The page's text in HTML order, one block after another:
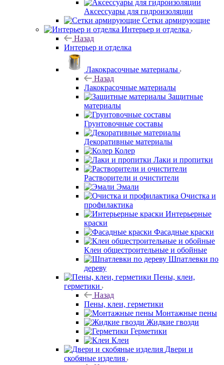
Аксессуары для гидроизоляции
Сетки армирующие
Интерьер и отделка
Назад
Интерьер и отделка
Лакокрасочные материалы
Назад
Лакокрасочные материалы
Защитные
материалы
Грунтовочные составы
Декоративные материалы
Колер
Лаки и пропитки
Растворители и очистители
Эмали
Очистка и
профилактика
Интерьерные
краски
Фасадные краски
Клеи общестроительные и обойные
Шпатлевки по
дереву
Пены, клеи,
герметики
Назад
Пены, клеи, герметики
Монтажные пены
Жидкие гвозди
Герметики
Клеи
Двери и
скобяные изделия